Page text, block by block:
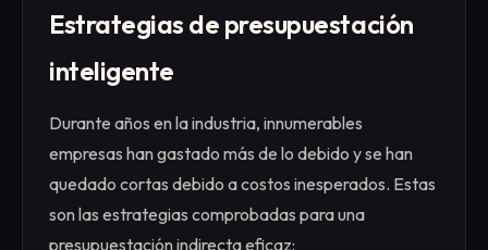
Estrategias de presupuestación
inteligente
Durante años en la industria, innumerables
empresas han gastado más de lo debido y se han
quedado cortas debido a costos inesperados. Estas
son las estrategias comprobadas para una
presupuestación indirecta eficaz: